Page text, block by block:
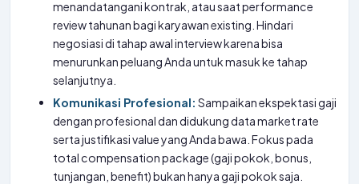
menandatangani kontrak, atau saat performance
review tahunan bagi karyawan existing. Hindari
negosiasi di tahap awal interview karena bisa
menurunkan peluang Anda untuk masuk ke tahap
selanjutnya.
Komunikasi Profesional: Sampaikan ekspektasi gaji
dengan profesional dan didukung data market rate
serta justifikasi value yang Anda bawa. Fokus pada
total compensation package (gaji pokok, bonus,
tunjangan, benefit) bukan hanya gaji pokok saja.